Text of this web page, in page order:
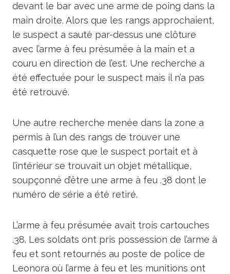
devant le bar avec une arme de poing dans la
main droite. Alors que les rangs approchaient,
le suspect a sauté par-dessus une clôture
avec l’arme à feu présumée à la main et a
couru en direction de l’est. Une recherche a
été effectuée pour le suspect mais il n’a pas
été retrouvé.
Une autre recherche menée dans la zone a
permis à l’un des rangs de trouver une
casquette rose que le suspect portait et à
l’intérieur se trouvait un objet métallique,
soupçonné d’être une arme à feu .38 dont le
numéro de série a été retiré.
L’arme à feu présumée avait trois cartouches
.38. Les soldats ont pris possession de l’arme à
feu et sont retournés au poste de police de
Leonora où l’arme à feu et les munitions ont